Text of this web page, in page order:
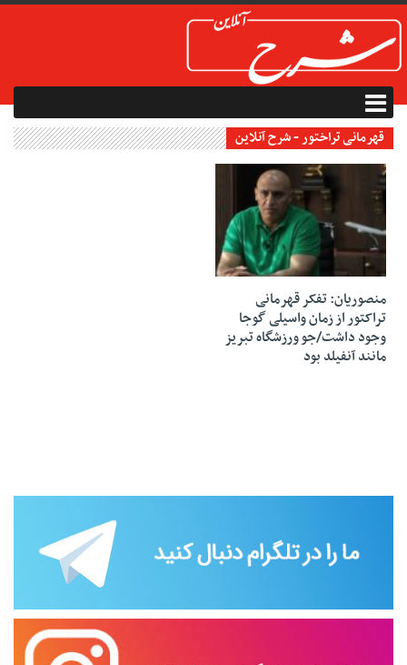
قهرمانی تراختور - شرح آنلاین
24 سپتامبر 2020
منصوریان: تفکر قهرمانی
تراکتور از زمان واسیلی گوجا
وجود داشت/جو ورزشگاه تبریز
مانند آنفیلد بود